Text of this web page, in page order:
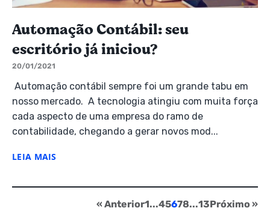
Automação Contábil: seu
escritório já iniciou?
20/01/2021
Automação contábil sempre foi um grande tabu em
nosso mercado. A tecnologia atingiu com muita força
cada aspecto de uma empresa do ramo de
contabilidade, chegando a gerar novos mod...
LEIA MAIS
« Anterior1...45678...13Próximo »